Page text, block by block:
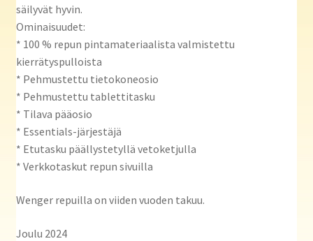
säilyvät hyvin.
Ominaisuudet:
* 100 % repun pintamateriaalista valmistettu
kierrätyspulloista
* Pehmustettu tietokoneosio
* Pehmustettu tablettitasku
* Tilava pääosio
* Essentials-järjestäjä
* Etutasku päällystetyllä vetoketjulla
* Verkkotaskut repun sivuilla
Wenger repuilla on viiden vuoden takuu.
Joulu 2024